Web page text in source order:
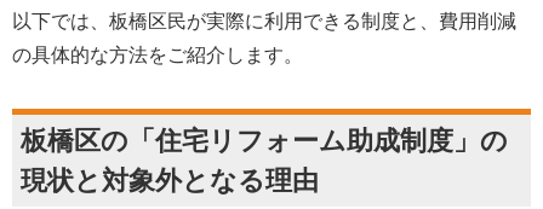
以下では、板橋区民が実際に利用できる制度と、費用削減
の具体的な方法をご紹介します。
板橋区の「住宅リフォーム助成制度」の
現状と対象外となる理由